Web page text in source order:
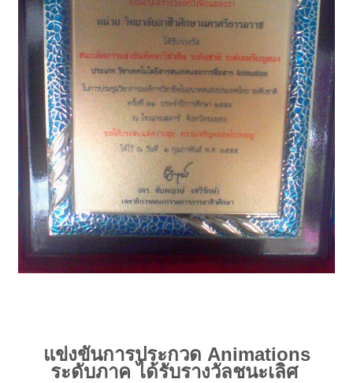
แข่งขันการประกวด Animations
ระดับภาค ได้รับรางวัลชนะเลิศ